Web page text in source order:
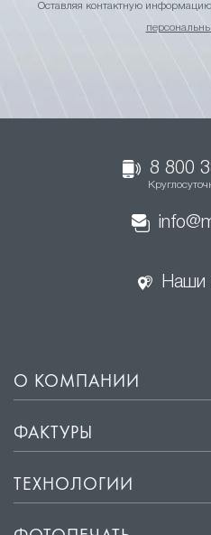
Оставляя контактную
8 800
Наши
О КОМПАНИИ
ФАКТУРЫ
ТЕХНОЛОГИИ